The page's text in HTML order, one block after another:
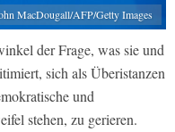
MacDougall/AFP/Getty Images
der Frage, was sie und
sich als Überistanzen
und
stehen, zu gerieren.